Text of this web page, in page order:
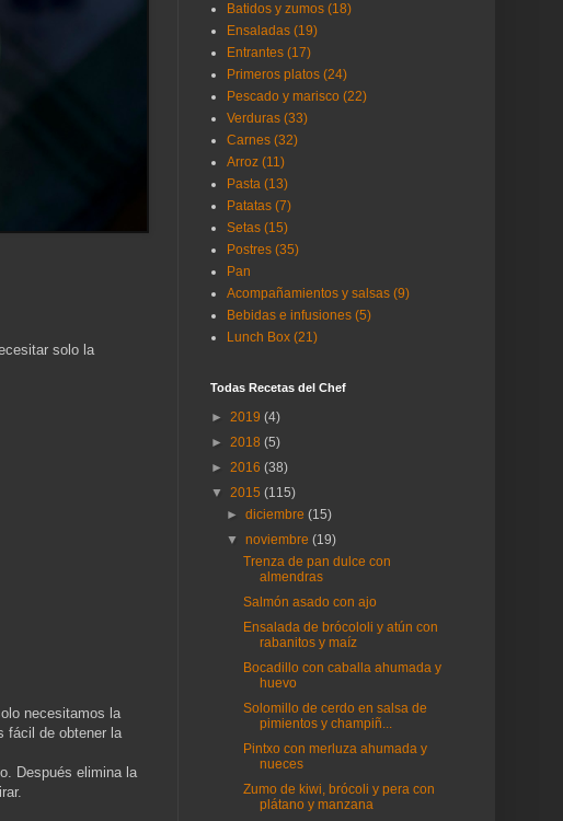
solo la
necesitamos la
fácil de obtener la
Después elimina la
Batidos y zumos (18)
Ensaladas (19)
Entrantes (17)
Primeros platos (24)
Pescado y marisco (22)
Verduras (33)
Carnes (32)
Arroz (11)
Pasta (13)
Patatas (7)
Setas (15)
Postres (35)
Pan
Acompañamientos y salsas (9)
Bebidas e infusiones (5)
Lunch Box (21)
Todas Recetas del Chef
► 2019 (4)
► 2018 (5)
► 2016 (38)
▼ 2015 (115)
►diciembre(15)
▼noviembre(19)
Trenza de pan dulce con
almendras
Salmón asado con ajo
Ensalada de brócololi y atún con
rabanitos y maíz
Bocadillo con caballa ahumada y
huevo
Solomillo de cerdo en salsa de
pimientos y champiñ...
Pintxo con merluza ahumada y
nueces
Zumo de kiwi, brócoli y pera con
plátano y manzana